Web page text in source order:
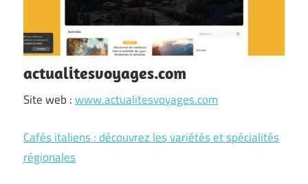
actualitesvoyages.com
Site web :www.actualitesvoyages.com
Cafés italiens : découvrez les variétés et spécialités
régionales